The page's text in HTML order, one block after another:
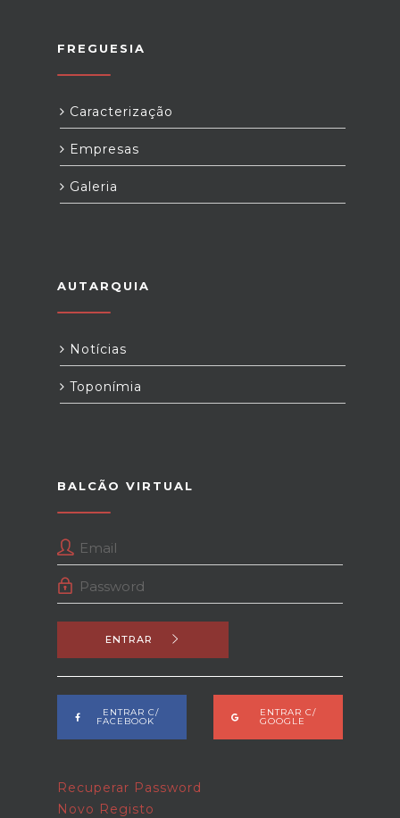
FREGUESIA
Caracterização
Empresas
Galeria
AUTARQUIA
Notícias
Toponímia
BALCÃO VIRTUAL
ENTRAR
ENTRAR C/
FACEBOOK
ENTRAR C/
GOOGLE
Recuperar Password
Novo Registo